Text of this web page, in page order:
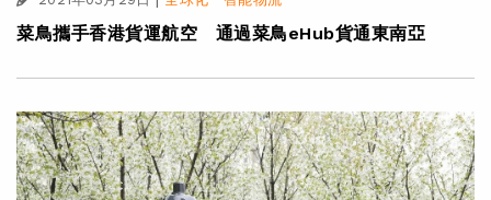
菜鳥攜手香港貨運航空 通過菜鳥eHub貨通東南亞